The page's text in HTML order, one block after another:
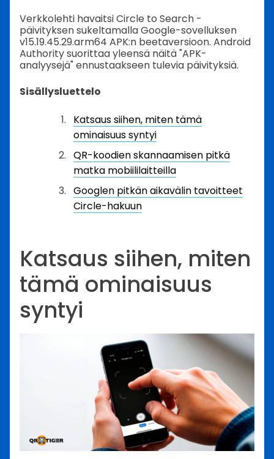
Verkkolehti havaitsi Circle to Search -
päivityksen sukeltamalla Google-sovelluksen
v15.19.45.29.arm64 APK:n beetaversioon. Android
Authority suorittaa yleensä näitä "APK-
analyysejä" ennustaakseen tulevia päivityksiä.
Sisällysluettelo
Katsaus siihen, miten tämä
ominaisuus syntyi
QR-koodien skannaamisen pitkä
matka mobiililaitteilla
Googlen pitkän aikavälin tavoitteet
Circle-hakuun
Katsaus siihen, miten
tämä ominaisuus
syntyi